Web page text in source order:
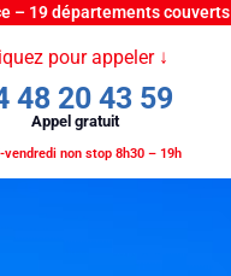
– 19 départements couverts
pour appeler ↓
48 20 43 59
Appel gratuit
vendredi non stop 8h30 – 19h